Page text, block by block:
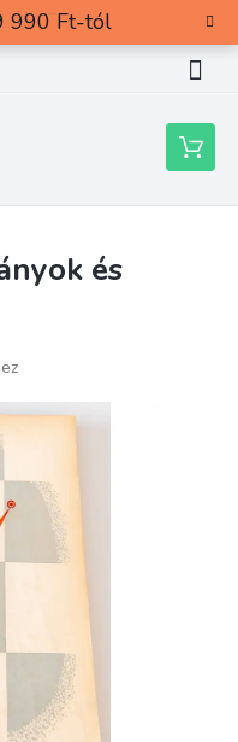
990 Ft-tól
Kosár
és